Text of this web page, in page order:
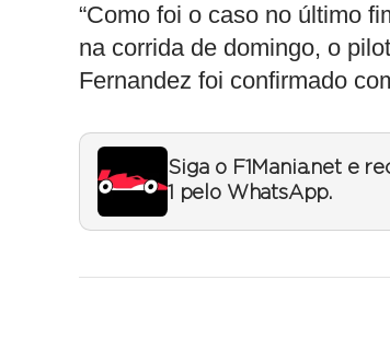
“Como foi o caso no último
na corrida de domingo, o
Fernandez foi confirmado
Siga o F1Mania.net e
1 pelo WhatsApp.